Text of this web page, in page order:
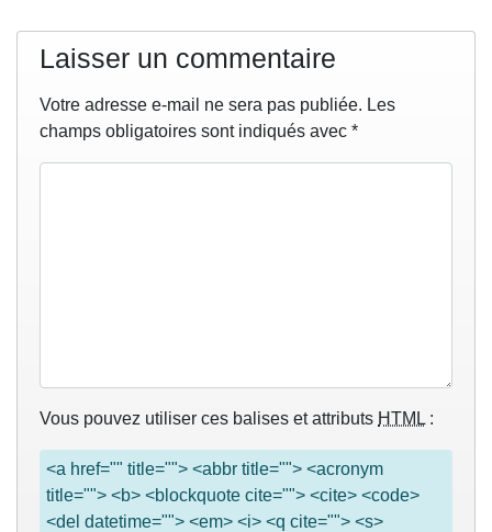
Laisser un commentaire
Votre adresse e-mail ne sera pas publiée. Les
champs obligatoires sont indiqués avec *
Vous pouvez utiliser ces balises et attributs HTML :
<a href="" title=""> <abbr title=""> <acronym
title=""> <b> <blockquote cite=""> <cite> <code>
<del datetime=""> <em> <i> <q cite=""> <s>